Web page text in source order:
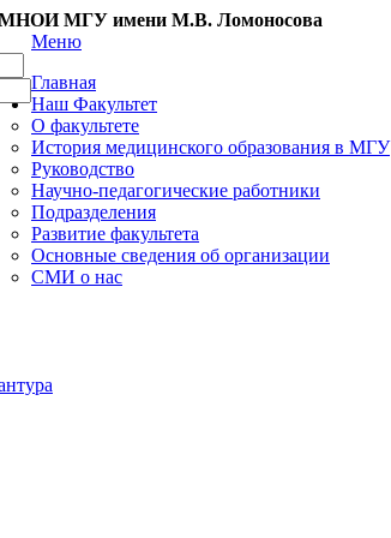
МНОИ МГУ имени М.В. Ломоносова
Меню
Главная
Наш Факультет
О факультете
История медицинского образования в МГУ
Руководство
Научно-педагогические работники
Подразделения
Развитие факультета
Основные сведения об организации
СМИ о нас